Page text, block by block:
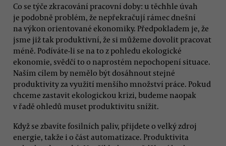
Co se týče zkracování pracovní doby: u těchhle úvah
je podobně problém, že nepřekračují rámec dnešní
na výkon orientované ekonomiky. Předpokladem je, že
jsme již tak produktivní, že si můžeme dovolit pracovat
méně. Podíváte-li se na to z pohledu ekologické
ekonomie, svědčí to o naprostém nepochopení situace.
Naším cílem by nemělo být dosáhnout stejné
produktivity za využití menšího množství práce. Pokud
chceme zastavit ekologickou krizi, budeme naopak
v řadě ohledů muset produktivitu snížit.
Když se zbavíte fosilních paliv, přijdete o velký zdroj
energie, takže i o část automatizace. Produktivita